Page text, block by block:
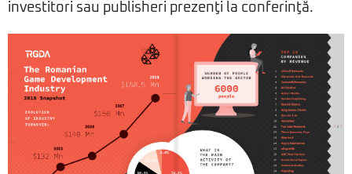
investitori sau publisheri prezenţi la conferinţă.